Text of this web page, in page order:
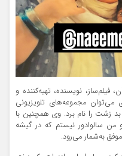
۲۸ مرداد ۱۳۵۱) کارگردان، فیلم‌ساز، نویسنده، تهیه‌کننده و
مجموعه‌های تلویزیونی
زشت را نام برد. وی همچنین با
۱۴۰۰، آینه بغل، و من سالوادور نیستم که در گیشه
به‌شمار می‌رود.